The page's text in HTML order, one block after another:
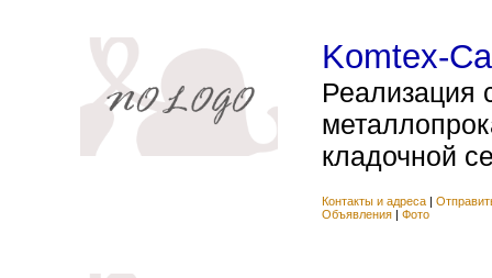
Komtex-
Реализация
кладочной
Контакты и адреса |
Объявления | Фото